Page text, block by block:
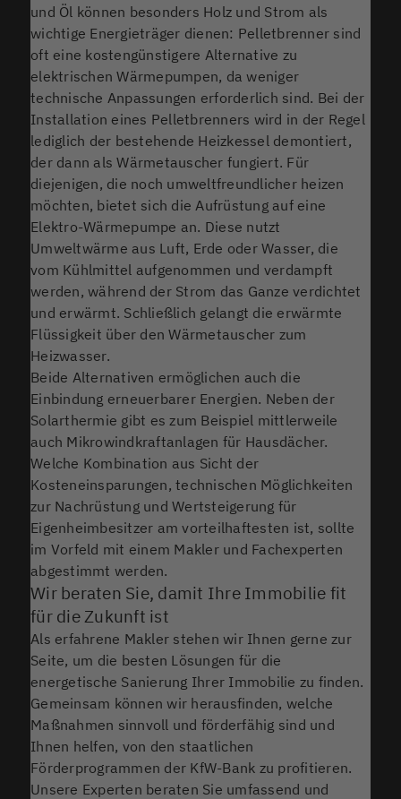
und Öl können besonders Holz und Strom als
wichtige Energieträger dienen: Pelletbrenner sind
oft eine kostengünstigere Alternative zu
elektrischen Wärmepumpen, da weniger
technische Anpassungen erforderlich sind. Bei der
Installation eines Pelletbrenners wird in der Regel
lediglich der bestehende Heizkessel demontiert,
der dann als Wärmetauscher fungiert. Für
diejenigen, die noch umweltfreundlicher heizen
möchten, bietet sich die Aufrüstung auf eine
Elektro-Wärmepumpe an. Diese nutzt
Umweltwärme aus Luft, Erde oder Wasser, die
vom Kühlmittel aufgenommen und verdampft
werden, während der Strom das Ganze verdichtet
und erwärmt. Schließlich gelangt die erwärmte
Flüssigkeit über den Wärmetauscher zum
Heizwasser.
Beide Alternativen ermöglichen auch die
Einbindung erneuerbarer Energien. Neben der
Solarthermie gibt es zum Beispiel mittlerweile
auch Mikrowindkraftanlagen für Hausdächer.
Welche Kombination aus Sicht der
Kosteneinsparungen, technischen Möglichkeiten
zur Nachrüstung und Wertsteigerung für
Eigenheimbesitzer am vorteilhaftesten ist, sollte
im Vorfeld mit einem Makler und Fachexperten
abgestimmt werden.
Wir beraten Sie, damit Ihre Immobilie fit
für die Zukunft ist
Als erfahrene Makler stehen wir Ihnen gerne zur
Seite, um die besten Lösungen für die
energetische Sanierung Ihrer Immobilie zu finden.
Gemeinsam können wir herausfinden, welche
Maßnahmen sinnvoll und förderfähig sind und
Ihnen helfen, von den staatlichen
Förderprogrammen der KfW-Bank zu profitieren.
Unsere Experten beraten Sie umfassend und